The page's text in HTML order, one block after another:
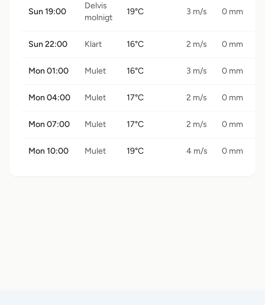
Sun 19:00
Delvis
molnigt
19°C 3 m/s 0 mm
Sun 22:00 Klart 16°C 2 m/s 0 mm
Mon 01:00 Mulet 16°C 3 m/s 0 mm
Mon 04:00 Mulet 17°C 2 m/s 0 mm
Mon 07:00 Mulet 17°C 2 m/s 0 mm
Mon 10:00 Mulet 19°C 4 m/s 0 mm